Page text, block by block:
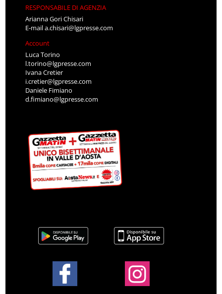
RESPONSABILE DI AGENZIA
Arianna Gori Chisari
E-maila.chisari@lgpresse.com
Account
Luca Torino
l.torino@lgpresse.com
Ivana Cretier
i.cretier@lgpresse.com
Daniele Fimiano
d.fimiano@lgpresse.com